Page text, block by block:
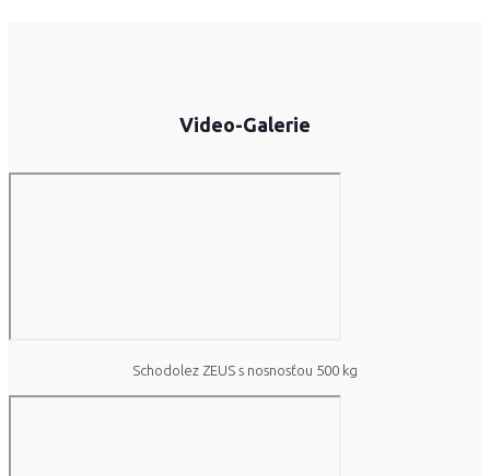
Video-Galerie
Schodolez ZEUS s nosnosťou 500 kg